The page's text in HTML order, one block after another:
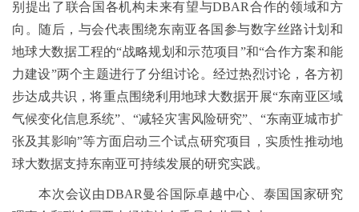
别提出了联合国各机构未来有望与DBAR合作的领域和方
向。随后，与会代表围绕东南亚各国参与数字丝路计划和
地球大数据工程的“战略规划和示范项目”和“合作方案和能
力建设”两个主题进行了分组讨论。经过热烈讨论，各方初
步达成共识，将重点围绕利用地球大数据开展“东南亚区域
气候变化信息系统”、“减轻灾害风险研究”、“东南亚城市扩
张及其影响”等方面启动三个试点研究项目，实质性推动地
球大数据支持东南亚可持续发展的研究实践。
本次会议由DBAR曼谷国际卓越中心、泰国国家研究